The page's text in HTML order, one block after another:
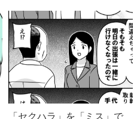
「セクハラ」を「ミス」で